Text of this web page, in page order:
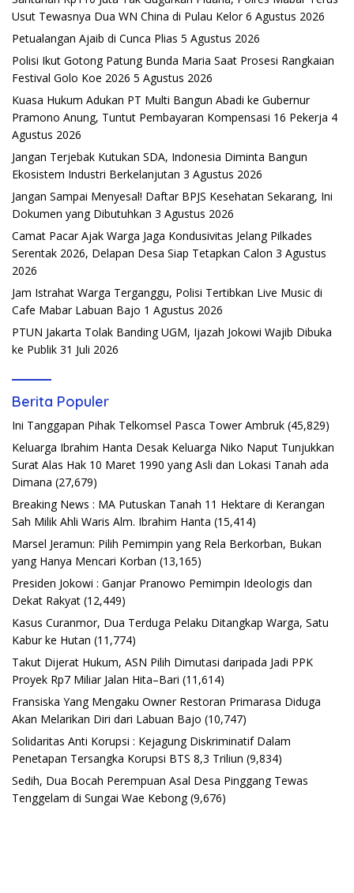
Usut Tewasnya Dua WN China di Pulau Kelor 6 Agustus 2026
Petualangan Ajaib di Cunca Plias 5 Agustus 2026
Polisi Ikut Gotong Patung Bunda Maria Saat Prosesi Rangkaian
Festival Golo Koe 2026 5 Agustus 2026
Kuasa Hukum Adukan PT Multi Bangun Abadi ke Gubernur
Pramono Anung, Tuntut Pembayaran Kompensasi 16 Pekerja 4
Agustus 2026
Jangan Terjebak Kutukan SDA, Indonesia Diminta Bangun
Ekosistem Industri Berkelanjutan 3 Agustus 2026
Jangan Sampai Menyesal! Daftar BPJS Kesehatan Sekarang, Ini
Dokumen yang Dibutuhkan 3 Agustus 2026
Camat Pacar Ajak Warga Jaga Kondusivitas Jelang Pilkades
Serentak 2026, Delapan Desa Siap Tetapkan Calon 3 Agustus
2026
Jam Istrahat Warga Terganggu, Polisi Tertibkan Live Music di
Cafe Mabar Labuan Bajo 1 Agustus 2026
PTUN Jakarta Tolak Banding UGM, Ijazah Jokowi Wajib Dibuka
ke Publik 31 Juli 2026
Berita Populer
Ini Tanggapan Pihak Telkomsel Pasca Tower Ambruk (45,829)
Keluarga Ibrahim Hanta Desak Keluarga Niko Naput Tunjukkan
Surat Alas Hak 10 Maret 1990 yang Asli dan Lokasi Tanah ada
Dimana (27,679)
Breaking News : MA Putuskan Tanah 11 Hektare di Kerangan
Sah Milik Ahli Waris Alm. Ibrahim Hanta (15,414)
Marsel Jeramun: Pilih Pemimpin yang Rela Berkorban, Bukan
yang Hanya Mencari Korban (13,165)
Presiden Jokowi : Ganjar Pranowo Pemimpin Ideologis dan
Dekat Rakyat (12,449)
Kasus Curanmor, Dua Terduga Pelaku Ditangkap Warga, Satu
Kabur ke Hutan (11,774)
Takut Dijerat Hukum, ASN Pilih Dimutasi daripada Jadi PPK
Proyek Rp7 Miliar Jalan Hita–Bari (11,614)
Fransiska Yang Mengaku Owner Restoran Primarasa Diduga
Akan Melarikan Diri dari Labuan Bajo (10,747)
Solidaritas Anti Korupsi : Kejagung Diskriminatif Dalam
Penetapan Tersangka Korupsi BTS 8,3 Triliun (9,834)
Sedih, Dua Bocah Perempuan Asal Desa Pinggang Tewas
Tenggelam di Sungai Wae Kebong (9,676)